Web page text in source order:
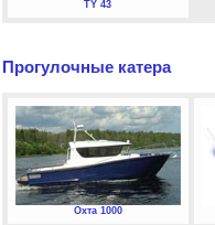
TY 43
Прогулочные катера
Охта 1000